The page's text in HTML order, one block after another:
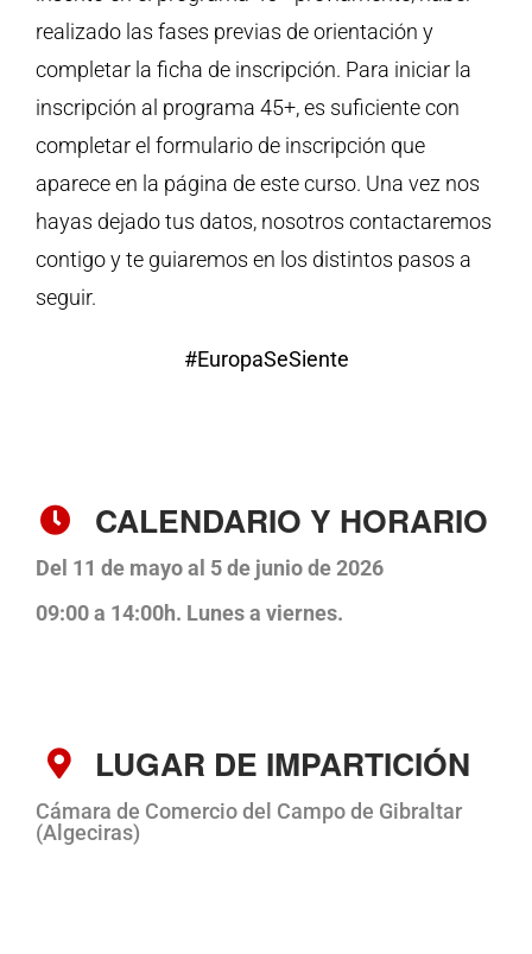
realizado las fases previas de orientación y
completar la ficha de inscripción. Para iniciar la
inscripción al programa 45+, es suficiente con
completar el formulario de inscripción que
aparece en la página de este curso. Una vez nos
hayas dejado tus datos, nosotros contactaremos
contigo y te guiaremos en los distintos pasos a
seguir.
#EuropaSeSiente
CALENDARIO Y HORARIO
Del 11 de mayo al 5 de junio de 2026
09:00 a 14:00h. Lunes a viernes.
LUGAR DE IMPARTICIÓN
Cámara de Comercio del Campo de Gibraltar
(Algeciras)